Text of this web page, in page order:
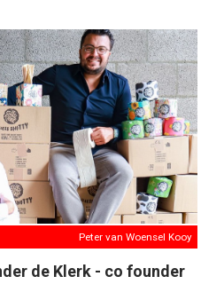
Peter van Woensel Kooy
de Klerk - co founder